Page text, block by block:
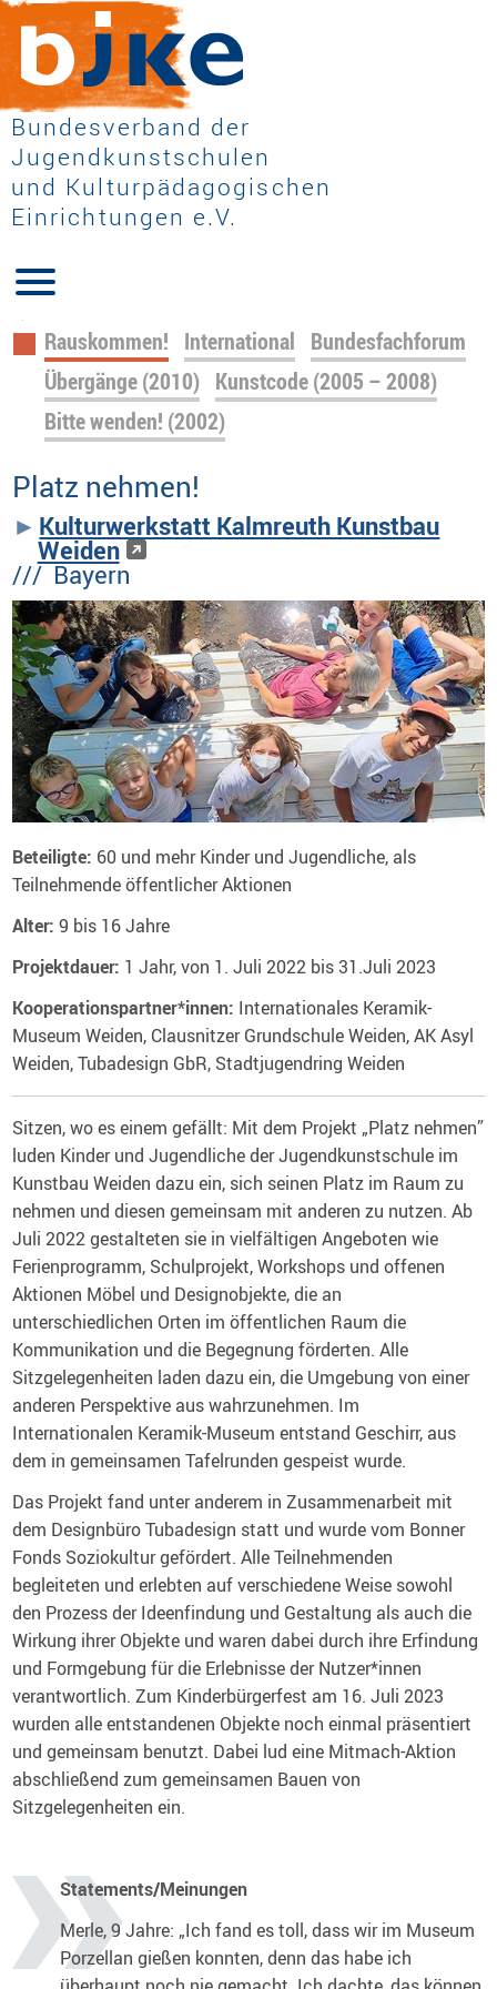
Bundesverband der
Jugendkunstschulen
und Kulturpädagogischen
Einrichtungen e.V.
Navigation
überspringen
Rauskommen! International Bundesfachforum
Übergänge (2010) Kunstcode (2005 – 2008)
Bitte wenden! (2002)
Platz nehmen!
Kulturwerkstatt Kalmreuth Kunstbau
Weiden
/// Bayern
Beteiligte: 60 und mehr Kinder und Jugendliche, als
Teilnehmende öffentlicher Aktionen
Alter: 9 bis 16 Jahre
Projektdauer: 1 Jahr, von 1. Juli 2022 bis 31.Juli 2023
Kooperationspartner*innen: Internationales Keramik-
Museum Weiden, Clausnitzer Grundschule Weiden, AK Asyl
Weiden, Tubadesign GbR, Stadtjugendring Weiden
Sitzen, wo es einem gefällt: Mit dem Projekt „Platz nehmen”
luden Kinder und Jugendliche der Jugendkunstschule im
Kunstbau Weiden dazu ein, sich seinen Platz im Raum zu
nehmen und diesen gemeinsam mit anderen zu nutzen. Ab
Juli 2022 gestalteten sie in vielfältigen Angeboten wie
Ferienprogramm, Schulprojekt, Workshops und offenen
Aktionen Möbel und Designobjekte, die an
unterschiedlichen Orten im öffentlichen Raum die
Kommunikation und die Begegnung förderten. Alle
Sitzgelegenheiten laden dazu ein, die Umgebung von einer
anderen Perspektive aus wahrzunehmen. Im
Internationalen Keramik-Museum entstand Geschirr, aus
dem in gemeinsamen Tafelrunden gespeist wurde.
Das Projekt fand unter anderem in Zusammenarbeit mit
dem Designbüro Tubadesign statt und wurde vom Bonner
Fonds Soziokultur gefördert. Alle Teilnehmenden
begleiteten und erlebten auf verschiedene Weise sowohl
den Prozess der Ideenfindung und Gestaltung als auch die
Wirkung ihrer Objekte und waren dabei durch ihre Erfindung
und Formgebung für die Erlebnisse der Nutzer*innen
verantwortlich. Zum Kinderbürgerfest am 16. Juli 2023
wurden alle entstandenen Objekte noch einmal präsentiert
und gemeinsam benutzt. Dabei lud eine Mitmach-Aktion
abschließend zum gemeinsamen Bauen von
Sitzgelegenheiten ein.
Statements/Meinungen
Merle, 9 Jahre: „Ich fand es toll, dass wir im Museum
Porzellan gießen konnten, denn das habe ich